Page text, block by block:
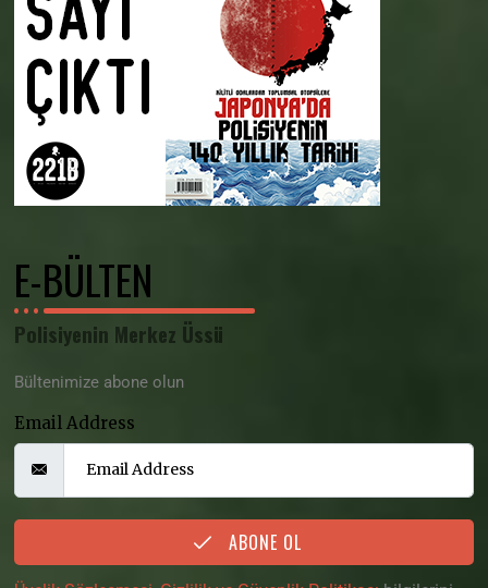
E-BÜLTEN
Polisiyenin Merkez Üssü
Bültenimize abone olun
Email Address
ABONE OL